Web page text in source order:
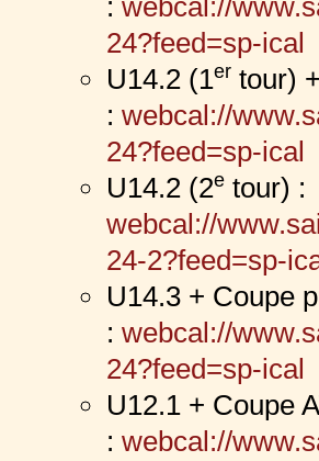
: webcal://
24?feed=sp-ical
U14.2 (1ertour)
: webcal://
24?feed=sp-ical
U14.2 (2etour) :
webcal://
24-2?feed=sp-
U14.3 + Coupe
: webcal://
24?feed=sp-ical
U12.1 + Coupe
: webcal://